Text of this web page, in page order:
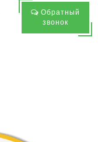
Обратный
звонок